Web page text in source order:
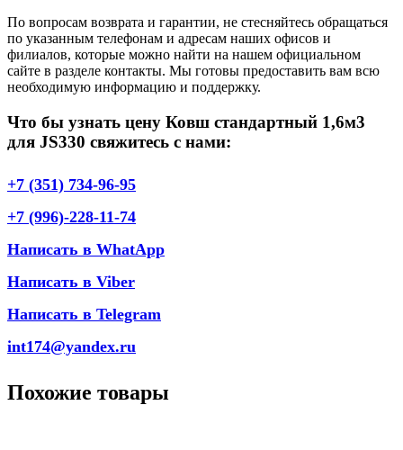
По вопросам возврата и гарантии, не стесняйтесь обращаться
по указанным телефонам и адресам наших офисов и
филиалов, которые можно найти на нашем официальном
сайте в разделе контакты. Мы готовы предоставить вам всю
необходимую информацию и поддержку.
Что бы узнать цену Ковш стандартный 1,6м3
для JS330 свяжитесь с нами:
+7 (351) 734-96-95
+7 (996)-228-11-74
Написать в WhatApp
Написать в Viber
Написать в Telegram
int174@yandex.ru
Похожие товары